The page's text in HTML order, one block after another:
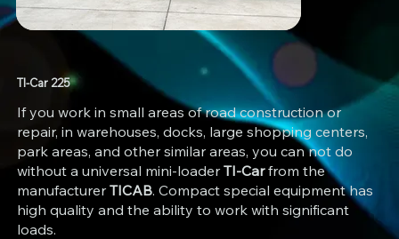
TI-Car 225
If you work in small areas of road construction or
repair, in warehouses, docks, large shopping centers,
park areas, and other similar areas, you can not do
without a universal mini-loader TI-Carfrom the
manufacturer TICAB. Compact special equipment has
high quality and the ability to work with significant
loads.